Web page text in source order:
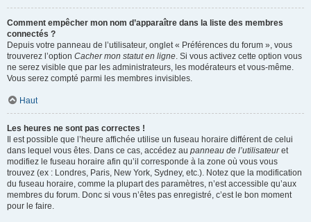
Comment empêcher mon nom d’apparaître dans la liste des membres
connectés ?
Depuis votre panneau de l’utilisateur, onglet « Préférences du forum », vous
trouverez l’option Cacher mon statut en ligne. Si vous activez cette option vous
ne serez visible que par les administrateurs, les modérateurs et vous-même.
Vous serez compté parmi les membres invisibles.
Haut
Les heures ne sont pas correctes !
Il est possible que l’heure affichée utilise un fuseau horaire différent de celui
dans lequel vous êtes. Dans ce cas, accédez au panneau de l’utilisateuret
modifiez le fuseau horaire afin qu’il corresponde à la zone où vous vous
trouvez (ex : Londres, Paris, New York, Sydney, etc.). Notez que la modification
du fuseau horaire, comme la plupart des paramètres, n’est accessible qu’aux
membres du forum. Donc si vous n’êtes pas enregistré, c’est le bon moment
pour le faire.